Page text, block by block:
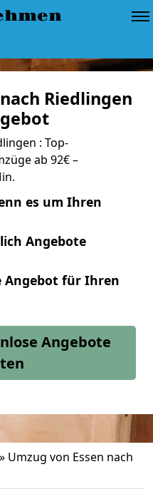
Riedlingen
: Top-
ab 92€ –
es um Ihren
Angebote
Angebot für Ihren
Angebote
» Umzug von Essen nach